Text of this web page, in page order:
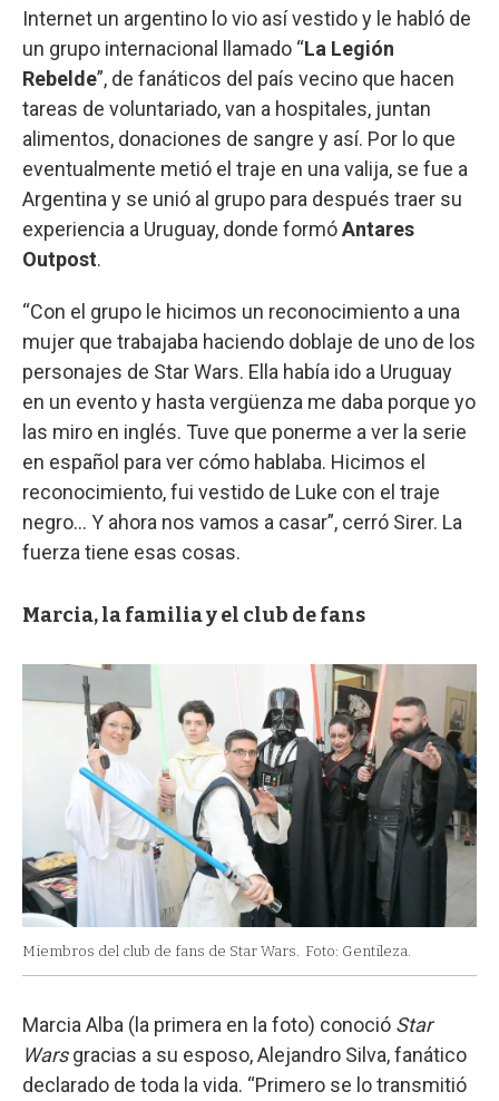
Internet un argentino lo vio así vestido y le habló de
un grupo internacional llamado “La Legión
Rebelde”, de fanáticos del país vecino que hacen
tareas de voluntariado, van a hospitales, juntan
alimentos, donaciones de sangre y así. Por lo que
eventualmente metió el traje en una valija, se fue a
Argentina y se unió al grupo para después traer su
experiencia a Uruguay, donde formóAntares
Outpost.
“Con el grupo le hicimos un reconocimiento a una
mujer que trabajaba haciendo doblaje de uno de los
personajes de Star Wars. Ella había ido a Uruguay
en un evento y hasta vergüenza me daba porque yo
las miro en inglés. Tuve que ponerme a ver la serie
en español para ver cómo hablaba. Hicimos el
reconocimiento, fui vestido de Luke con el traje
negro... Y ahora nos vamos a casar”, cerró Sirer. La
fuerza tiene esas cosas.
Marcia, la familia y el club de fans
Miembros del club de fans de Star Wars. Foto: Gentileza.
Marcia Alba (la primera en la foto) conoció Star
Warsgracias a su esposo, Alejandro Silva, fanático
declarado de toda la vida. “Primero se lo transmitió